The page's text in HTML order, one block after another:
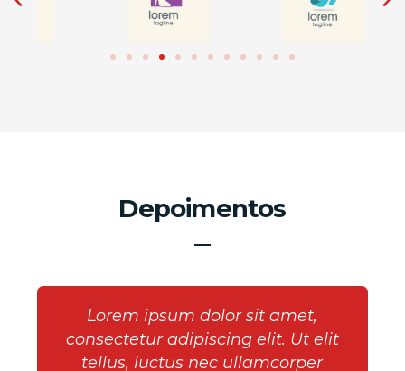
Depoimentos
Lorem ipsum dolor sit amet,
consectetur adipiscing elit. Ut elit
tellus, luctus nec ullamcorper